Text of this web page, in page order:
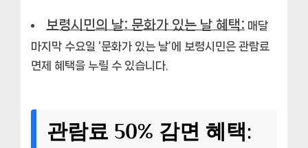
보령시민의 날: 문화가 있는 날 혜택: 매달
마지막 수요일 ‘문화가 있는 날’에 보령시민은 관람료
면제 혜택을 누릴 수 있습니다.
관람료 50% 감면 혜택: